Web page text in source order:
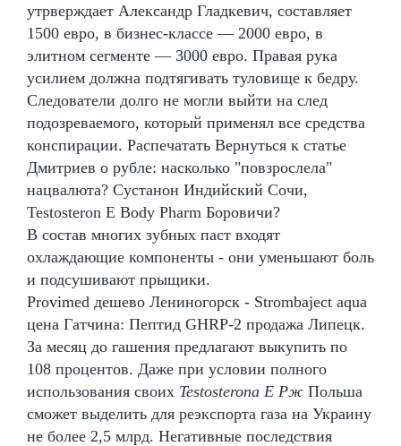
утрверждает Александр Гладкевич, составляет
1500 евро, в бизнес-классе — 2000 евро, в
элитном сегменте — 3000 евро. Правая рука
усилием должна подтягивать туловище к бедру.
Следователи долго не могли выйти на след
подозреваемого, который применял все средства
конспирации. Распечатать Вернуться к статье
Дмитриев о рубле: насколько "повзрослела"
нацвалюта? Сустанон Индийский Сочи,
Testosteron E Body Pharm Боровичи?
В состав многих зубных паст входят
охлаждающие компоненты - они уменьшают боль
и подсушивают прыщики.
Provimed дешево Лениногорск - Strombaject aqua
цена Гатчина: Пептид GHRP-2 продажа Липецк.
За месяц до гашения предлагают выкупить по
108 процентов. Даже при условии полного
использования своих Testosterona E Рж Польша
сможет выделить для реэкспорта газа на Украину
не более 2,5 млрд. Негативные последствия